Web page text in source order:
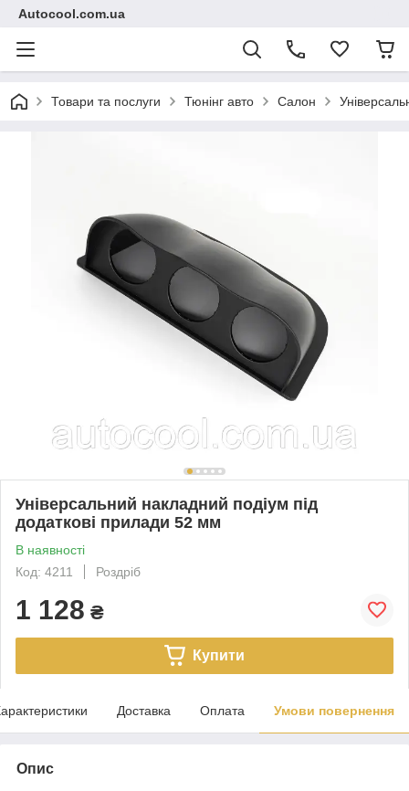
Autocool.com.ua
Товари та послуги Тюнінг авто Салон
Універсальний накладний подіум під
додаткові прилади 52 мм
В наявності
Код: 4211
Роздріб
1 128 ₴
Купити
Доставка Оплата Умови повернення
Опис